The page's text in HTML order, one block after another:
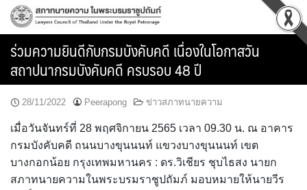
Skip
content
ร่วมความยินดีกับกรมบังคับคดี เนื่องในโอกาสวัน
สถาปนากรมบังคับคดี ครบรอบ 48 ปี
28/11/2022 Peerapong ข่าวสภาทนายความ
เมื่อวันจันทร์ที่ 28 พฤศจิกายน 2565 เวลา 09.30 น. ณ อาคาร
กรมบังคับคดี ถนนบางขุนนนท์ แขวงบางขุนนนท์ เขต
บางกอกน้อย กรุงเทพมหานคร : ดร.วิเชียร ชุบไธสง นายก
สภาทนายความในพระบรมราชูปถัมภ์ มอบหมายให้นายวีร